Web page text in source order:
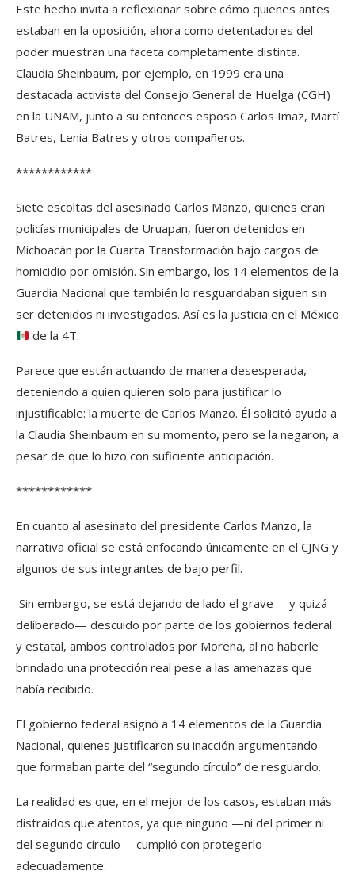
Este hecho invita a reflexionar sobre cómo quienes antes
estaban en la oposición, ahora como detentadores del
poder muestran una faceta completamente distinta.
Claudia Sheinbaum, por ejemplo, en 1999 era una
destacada activista del Consejo General de Huelga (CGH)
en la UNAM, junto a su entonces esposo Carlos Imaz, Martí
Batres, Lenia Batres y otros compañeros.
************
Siete escoltas del asesinado Carlos Manzo, quienes eran
policías municipales de Uruapan, fueron detenidos en
Michoacán por la Cuarta Transformación bajo cargos de
homicidio por omisión. Sin embargo, los 14 elementos de la
Guardia Nacional que también lo resguardaban siguen sin
ser detenidos ni investigados. Así es la justicia en el México
de la 4T.
Parece que están actuando de manera desesperada,
deteniendo a quien quieren solo para justificar lo
injustificable: la muerte de Carlos Manzo. Él solicitó ayuda a
la Claudia Sheinbaum en su momento, pero se la negaron, a
pesar de que lo hizo con suficiente anticipación.
************
En cuanto al asesinato del presidente Carlos Manzo, la
narrativa oficial se está enfocando únicamente en el CJNG y
algunos de sus integrantes de bajo perfil.
Sin embargo, se está dejando de lado el grave —y quizá
deliberado— descuido por parte de los gobiernos federal
y estatal, ambos controlados por Morena, al no haberle
brindado una protección real pese a las amenazas que
había recibido.
El gobierno federal asignó a 14 elementos de la Guardia
Nacional, quienes justificaron su inacción argumentando
que formaban parte del “segundo círculo” de resguardo.
La realidad es que, en el mejor de los casos, estaban más
distraídos que atentos, ya que ninguno —ni del primer ni
del segundo círculo— cumplió con protegerlo
adecuadamente.